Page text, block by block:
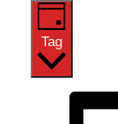
Tag